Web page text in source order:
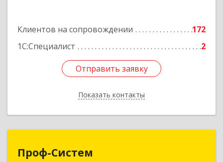
Клиентов на сопровождении
172
1С:Специалист
2
Отправить заявку
Показать контакты
Отправить заявку
Назад
Проф-Систем